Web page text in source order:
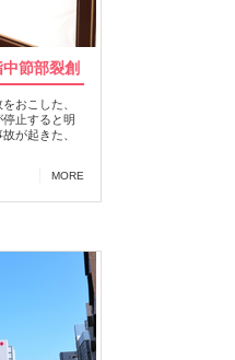
節部裂創
おこした、
止すると明
が起きた、
MORE